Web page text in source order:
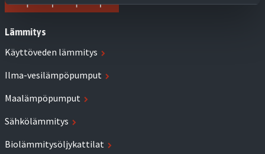
Lämmitys
Käyttöveden lämmitys
Ilma-vesilämpöpumput
Maalämpöpumput
Sähkölämmitys
Biolämmitysöljykattilat